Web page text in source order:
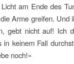
am Ende des
Arme greifen. Und
gebt nicht auf! Ich
in keinem Fall
noch!«